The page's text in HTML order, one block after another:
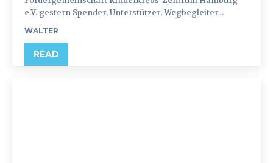
e.V. gestern Spender, Unterstützer, Wegbegleiter...
WALTER
READ